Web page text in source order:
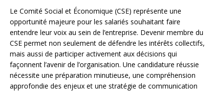
Le Comité Social et Économique (CSE) représente une
opportunité majeure pour les salariés souhaitant faire
entendre leur voix au sein de l’entreprise. Devenir membre du
CSE permet non seulement de défendre les intérêts collectifs,
mais aussi de participer activement aux décisions qui
façonnent l’avenir de l’organisation. Une candidature réussie
nécessite une préparation minutieuse, une compréhension
approfondie des enjeux et une stratégie de communication